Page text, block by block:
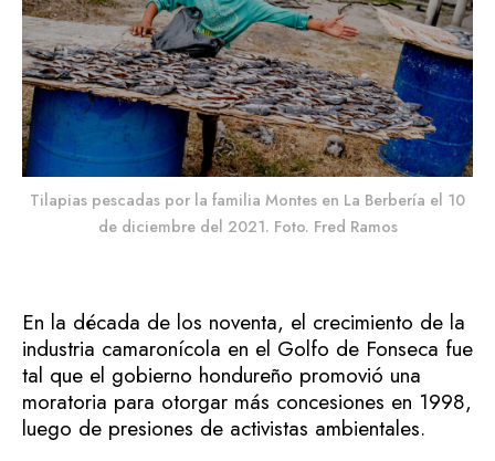
Tilapias pescadas por la familia Montes en La Berbería el 10
de diciembre del 2021. Foto. Fred Ramos
En la década de los noventa, el crecimiento de la
industria camaronícola en el Golfo de Fonseca fue
tal que el gobierno hondureño promovió una
moratoria para otorgar más concesiones en 1998,
luego de presiones de activistas ambientales.